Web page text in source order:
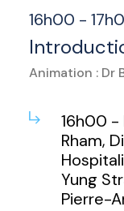
16h00 -
Animation : Dr
16h00 -
Rham,
Yung
Pierre-